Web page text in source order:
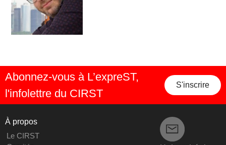
Abonnez-vous à L’expreST,
l'infolettre du CIRST
S'inscrire
À propos
Le CIRST